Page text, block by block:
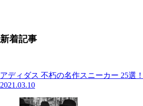
新着記事
アディダス 不朽の名作スニーカー 25選！
2021.03.10